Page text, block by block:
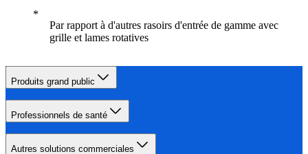
Par rapport à d'autres rasoirs d'entrée de gamme avec
grille et lames rotatives
Produits grand public
Professionnels de santé
Autres solutions commerciales